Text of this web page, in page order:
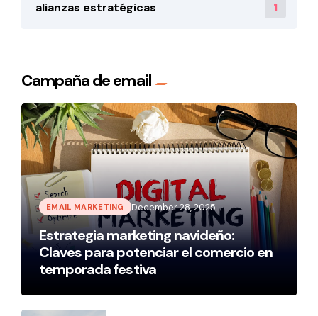
alianzas estratégicas 1
Campaña de email
EMAIL MARKETING December 28, 2025
Estrategia marketing navideño:
Claves para potenciar el comercio en
temporada festiva